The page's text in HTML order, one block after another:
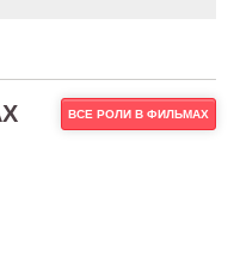
ВСЕ РОЛИ В ФИЛЬМАХ